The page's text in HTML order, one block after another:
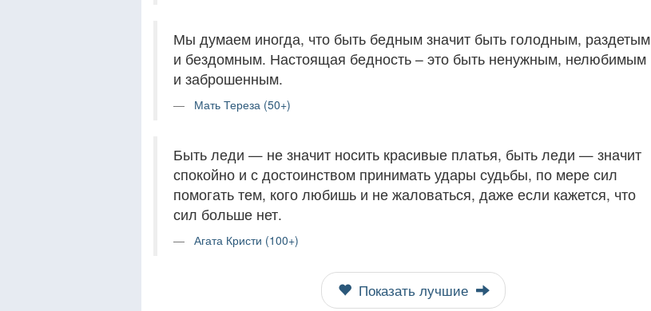
Мы думаем иногда, что быть бедным значит быть голодным, раздетым
и бездомным. Настоящая бедность – это быть ненужным, нелюбимым
и заброшенным.
Мать Тереза (50+)
Быть леди — не значит носить красивые платья, быть леди — значит
спокойно и с достоинством принимать удары судьбы, по мере сил
помогать тем, кого любишь и не жаловаться, даже если кажется, что
сил больше нет.
Агата Кристи (100+)
Показать лучшие